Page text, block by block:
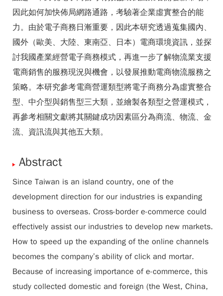
因此如何加快佈局網路通路，考驗著企業虛實整合的能
力。由於電子商務日漸重要，因此本研究透過蒐集國內、
國外（歐美、大陸、東南亞、日本）電商環境資訊，並探
討我國產業經營電子商務模式，再進一步了解物流業支援
電商銷售的服務現況與機會，以發展推動電商物流服務之
策略。本研究參考電商營運類型將電子商務分為虛實整合
型、中介型與銷售型三大類，並繪製各類型之營運模式，
再參考相關文獻將其關鍵成功因素區分為商流、物流、金
流、資訊流與其他五大類。
Abstract
Since Taiwan is an island country, one of the
development direction for our industries is expanding
business to overseas. Cross-border e-commerce could
effectively assist our industries to develop new markets.
How to speed up the expanding of the online channels
becomes the company’s ability of click and mortar.
Because of increasing importance of e-commerce, this
study collected domestic and foreign (the West, China,